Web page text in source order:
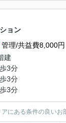
ョン
管理/共益費8,000円
建
3分
3分
3分
にある条件の良いお